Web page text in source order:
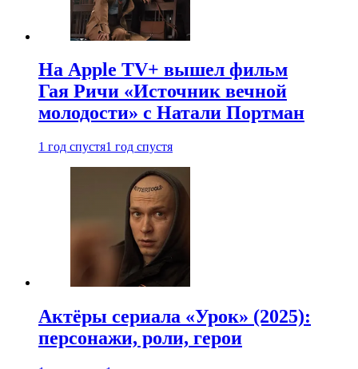
На Apple TV+ вышел фильм
Гая Ричи «Источник вечной
молодости» с Натали Портман
1 год спустя1 год спустя
Актёры сериала «Урок» (2025):
персонажи, роли, герои